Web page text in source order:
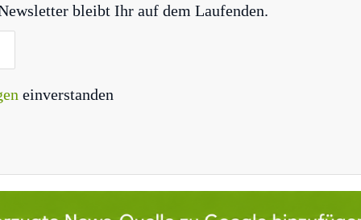
bleibt Ihr auf dem Laufenden.
einverstanden